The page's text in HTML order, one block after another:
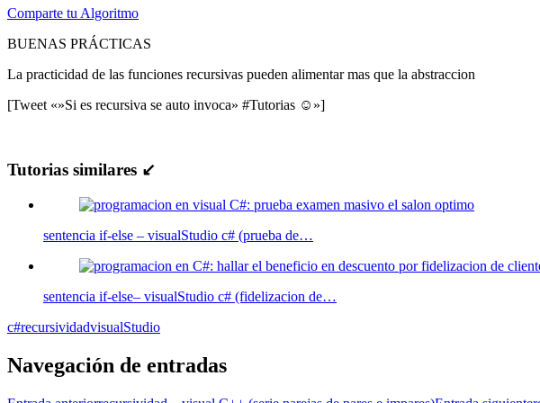
Comparte tu Algoritmo
BUENAS PRÁCTICAS
La practicidad de las funciones recursivas pueden alimentar mas que la abstraccion
[Tweet «»Si es recursiva se auto invoca» #Tutorias ☺»]
Tutorias similares ↙
sentencia if-else – visualStudio c# (prueba de…
sentencia if-else– visualStudio c# (fidelizacion de…
c#recursividadvisualStudio
Navegación de entradas